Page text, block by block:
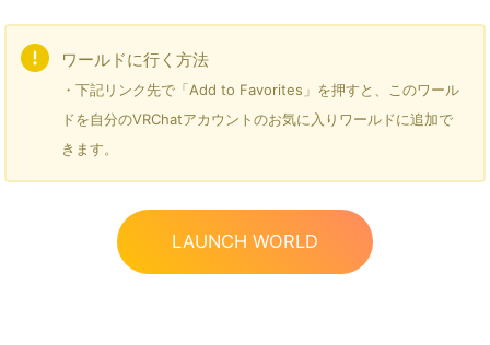
ワールドに行く方法
・下記リンク先で「Add to Favorites」を押すと、このワール
ドを自分のVRChatアカウントのお気に入りワールドに追加で
きます。
LAUNCH WORLD